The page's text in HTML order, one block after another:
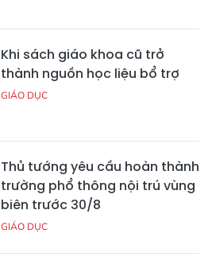
Khi sách giáo khoa cũ trở
thành nguồn học liệu bổ trợ
GIÁO DỤC
Thủ tướng yêu cầu hoàn thành
trường phổ thông nội trú vùng
biên trước 30/8
GIÁO DỤC